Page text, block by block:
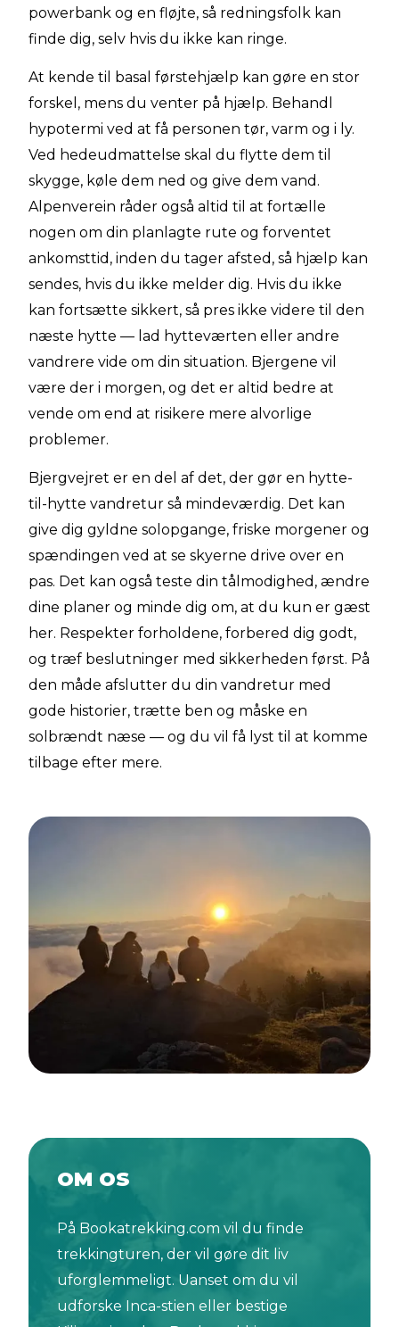
powerbank og en fløjte, så redningsfolk kan
finde dig, selv hvis du ikke kan ringe.
At kende til basal førstehjælp kan gøre en stor
forskel, mens du venter på hjælp. Behandl
hypotermi ved at få personen tør, varm og i ly.
Ved hedeudmattelse skal du flytte dem til
skygge, køle dem ned og give dem vand.
Alpenverein råder også altid til at fortælle
nogen om din planlagte rute og forventet
ankomsttid, inden du tager afsted, så hjælp kan
sendes, hvis du ikke melder dig. Hvis du ikke
kan fortsætte sikkert, så pres ikke videre til den
næste hytte — lad hytteværten eller andre
vandrere vide om din situation. Bjergene vil
være der i morgen, og det er altid bedre at
vende om end at risikere mere alvorlige
problemer.
Bjergvejret er en del af det, der gør en hytte-
til-hytte vandretur så mindeværdig. Det kan
give dig gyldne solopgange, friske morgener og
spændingen ved at se skyerne drive over en
pas. Det kan også teste din tålmodighed, ændre
dine planer og minde dig om, at du kun er gæst
her. Respekter forholdene, forbered dig godt,
og træf beslutninger med sikkerheden først. På
den måde afslutter du din vandretur med
gode historier, trætte ben og måske en
solbrændt næse — og du vil få lyst til at komme
tilbage efter mere.
OM OS
På Bookatrekking.com vil du finde
trekkingturen, der vil gøre dit liv
uforglemmeligt. Uanset om du vil
udforske Inca-stien eller bestige